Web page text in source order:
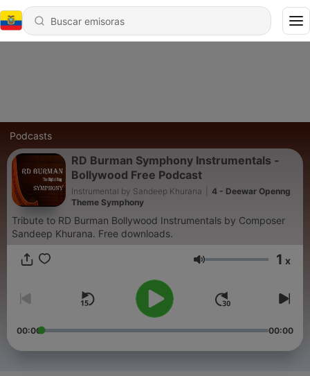
Podcasts
RD Burman Symphony Instrumentals -
Bollywood Free Podcast
Instrumental by Sandeep Khurana
4 - Deewar Openng
Theme Symphony
Tribute to RD Burman Bollywood Instrumentals by Composer
Sandeep Khurana. Free downloads.
Volumen 1 x
00:00 00:00